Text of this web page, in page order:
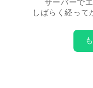
サーバーで
しばらく経って